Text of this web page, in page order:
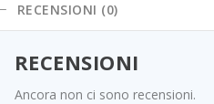
RECENSIONI (0)
RECENSIONI
Ancora non ci sono recensioni.